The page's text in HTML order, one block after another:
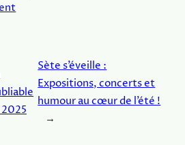
Sète s’éveille :
Expositions, concerts et
humour au cœur de l’été !
→